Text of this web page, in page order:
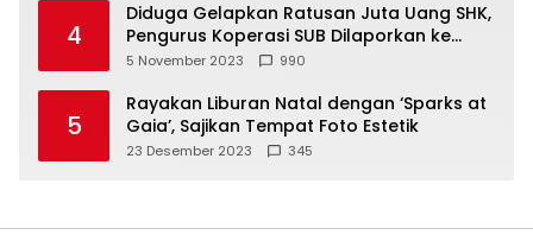
4
Diduga Gelapkan Ratusan Juta Uang SHK,
Pengurus Koperasi SUB Dilaporkan ke
Polisi
5 November 2023 990
5
Rayakan Liburan Natal dengan ‘Sparks at
Gaia’, Sajikan Tempat Foto Estetik
23 Desember 2023 345